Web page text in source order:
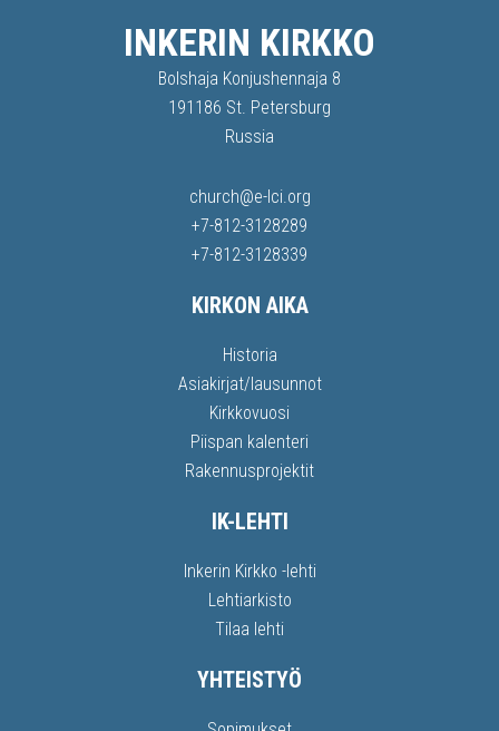
INKERIN KIRKKO
Bolshaja Konjushennaja 8
191186 St. Petersburg
Russia
church@e-lci.org
+7-812-3128289
+7-812-3128339
KIRKON AIKA
Historia
Asiakirjat/lausunnot
Kirkkovuosi
Piispan kalenteri
Rakennusprojektit
IK-LEHTI
Inkerin Kirkko -lehti
Lehtiarkisto
Tilaa lehti
YHTEISTYÖ